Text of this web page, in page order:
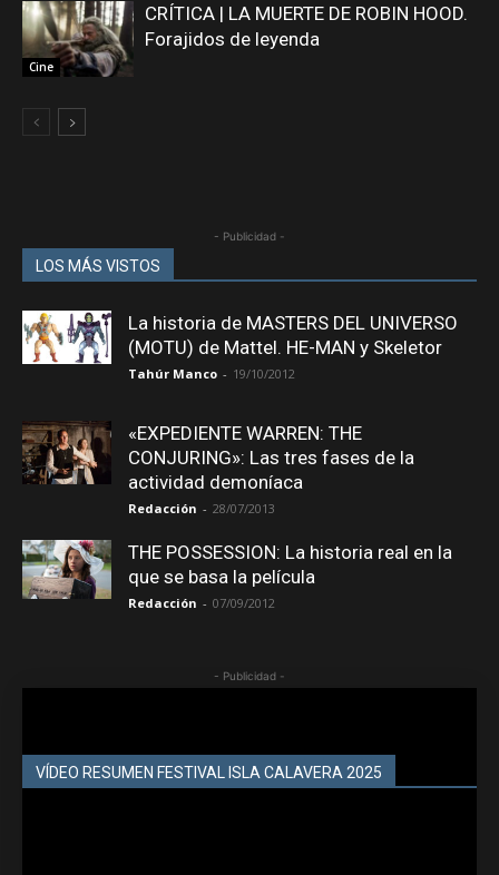
Cine
CRÍTICA | LA MUERTE DE ROBIN HOOD.
Forajidos de leyenda
- Publicidad -
LOS MÁS VISTOS
La historia de MASTERS DEL UNIVERSO
(MOTU) de Mattel. HE-MAN y Skeletor
Tahúr Manco - 19/10/2012
«EXPEDIENTE WARREN: THE
CONJURING»: Las tres fases de la
actividad demoníaca
Redacción - 28/07/2013
THE POSSESSION: La historia real en la
que se basa la película
Redacción - 07/09/2012
- Publicidad -
VÍDEO RESUMEN FESTIVAL ISLA CALAVERA 2025